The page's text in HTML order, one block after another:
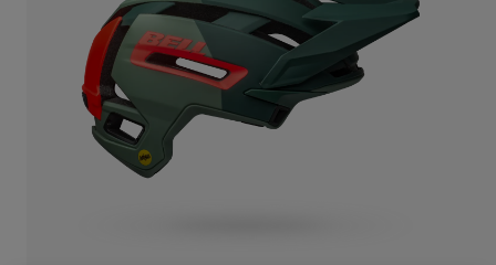
Adventure
Retro
Ersatzteile
Urban
BMX
Ersatzteile